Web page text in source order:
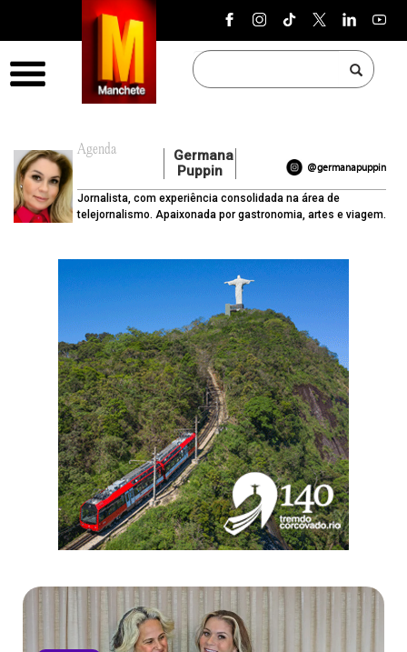
Pular para o conteúdo
Agenda
Germana
Puppin
@germanapuppin
Jornalista, com experiência consolidada na área de
telejornalismo. Apaixonada por gastronomia, artes e viagem.